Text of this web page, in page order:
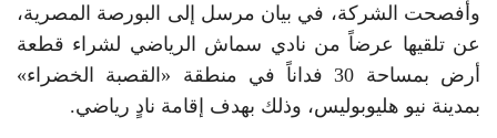
وأفصحت الشركة، في بيان مرسل إلى البورصة المصرية،
عن تلقيها عرضاً من نادي سماش الرياضي لشراء قطعة
أرض بمساحة 30 فداناً في منطقة «القصبة الخضراء»
بمدينة نيو هليوبوليس، وذلك بهدف إقامة نادٍ رياضي.